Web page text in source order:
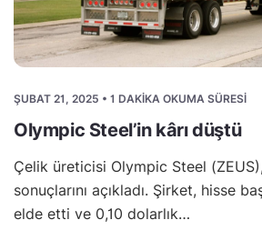
ŞUBAT 21, 2025 • 1 DAKIKA OKUMA SÜRESI
Olympic Steel’in kârı düştü
Çelik üreticisi Olympic Steel
sonuçlarını açıkladı. Şirket, hisse
elde etti ve 0,10 dolarlık…